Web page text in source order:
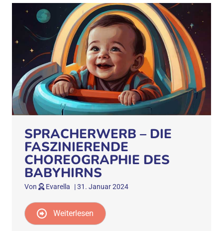
SPRACHERWERB – DIE
FASZINIERENDE
CHOREOGRAPHIE DES
BABYHIRNS
Von Evarella |31. Januar 2024
Weiterlesen